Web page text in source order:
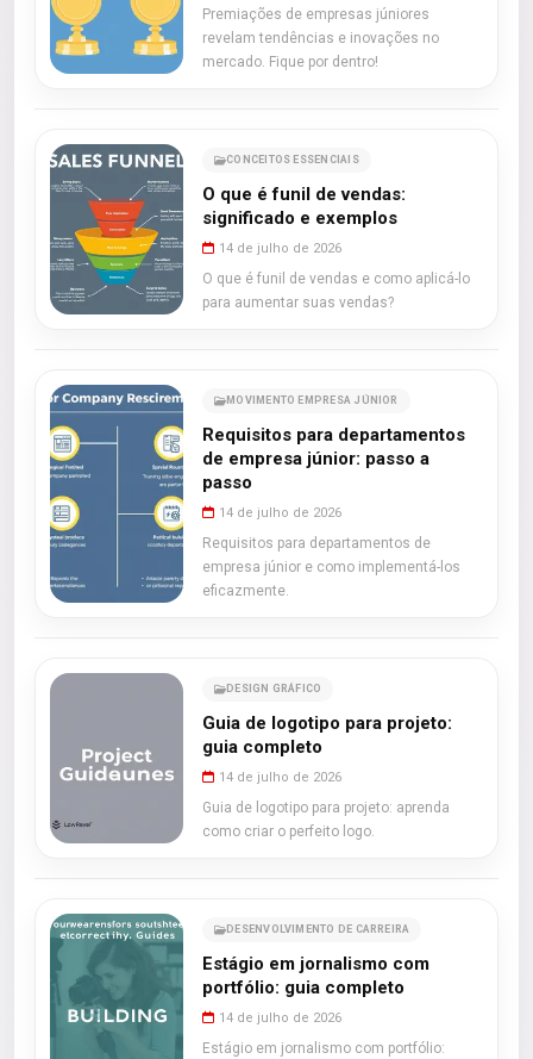
Premiações de empresas júniores
revelam tendências e inovações no
mercado. Fique por dentro!
CONCEITOS ESSENCIAIS
O que é funil de vendas:
significado e exemplos
14 de julho de 2026
O que é funil de vendas e como aplicá-lo
para aumentar suas vendas?
MOVIMENTO EMPRESA JÚNIOR
Requisitos para departamentos
de empresa júnior: passo a
passo
14 de julho de 2026
Requisitos para departamentos de
empresa júnior e como implementá-los
eficazmente.
DESIGN GRÁFICO
Guia de logotipo para projeto:
guia completo
14 de julho de 2026
Guia de logotipo para projeto: aprenda
como criar o perfeito logo.
DESENVOLVIMENTO DE CARREIRA
Estágio em jornalismo com
portfólio: guia completo
14 de julho de 2026
Estágio em jornalismo com portfólio: